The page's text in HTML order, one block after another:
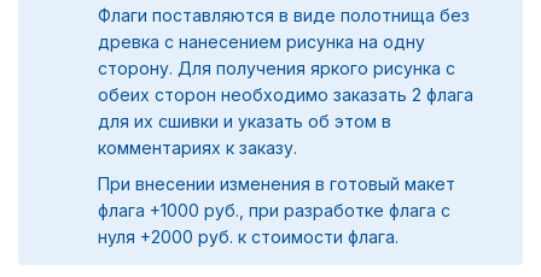
Флаги поставляются в виде полотнища без
древка с нанесением рисунка на одну
сторону. Для получения яркого рисунка с
обеих сторон необходимо заказать 2 флага
для их сшивки и указать об этом в
комментариях к заказу.
При внесении изменения в готовый макет
флага +1000 руб., при разработке флага с
нуля +2000 руб. к стоимости флага.